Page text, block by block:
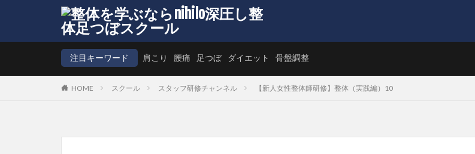
注目キーワード 肩こり 腰痛 足つぼ ダイエット 骨盤調整
HOME スクール スタッフ研修チャンネル 【新人女性整体師研修】整体（実践編）10